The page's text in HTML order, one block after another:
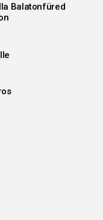
Balatonfüred